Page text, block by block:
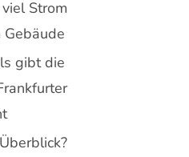
Strom
gibt die